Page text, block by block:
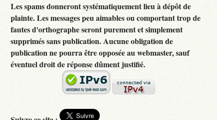
Les spams donneront systématiquement lieu à dépôt de
plainte. Les messages peu aimables ou comportant trop de
fautes d'orthographe seront purement et simplement
supprimés sans publication. Aucune obligation de
publication ne pourra être opposée au webmaster, sauf
éventuel droit de réponse dûment justifié.